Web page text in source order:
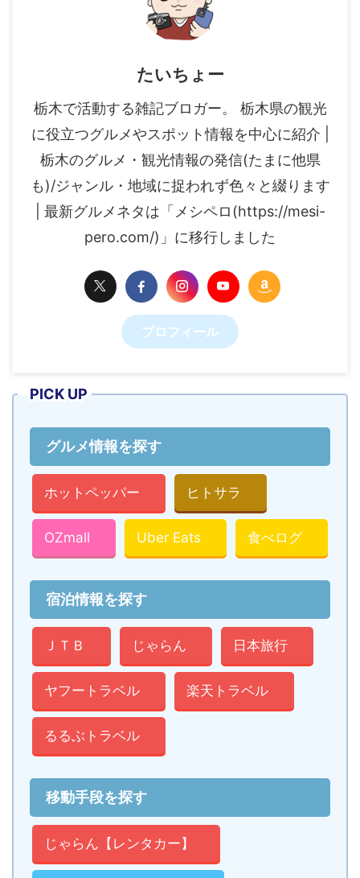
たいちょー
栃木で活動する雑記ブロガー。 栃木県の観光
に役立つグルメやスポット情報を中心に紹介 |
栃木のグルメ・観光情報の発信(たまに他県
も)/ジャンル・地域に捉われず色々と綴ります
| 最新グルメネタは「メシペロ(https://mesi-
pero.com/)」に移行しました
プロフィール
PICK UP
グルメ情報を探す
ホットペッパー ヒトサラ
OZmall Uber Eats 食べログ
宿泊情報を探す
ＪＴＢ じゃらん 日本旅行
ヤフートラベル 楽天トラベル
るるぶトラベル
移動手段を探す
じゃらん【レンタカー】